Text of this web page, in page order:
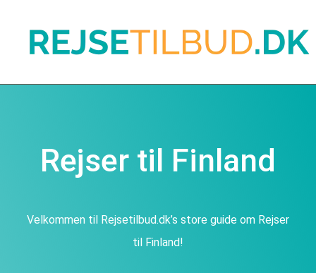
Rejser til Finland
Velkommen til Rejsetilbud.dk’s store guide om Rejser
til Finland!